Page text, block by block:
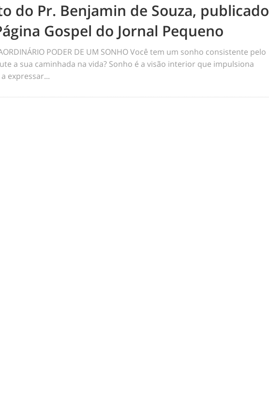
do Pr. Benjamin de Souza, publicado
Gospel do Jornal Pequeno
PODER DE UM SONHO Você tem um sonho consistente pelo
a sua caminhada na vida? Sonho é a visão interior que impulsiona
expressar...